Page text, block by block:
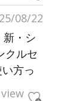
08/22
新・シ
クルセ
方っ